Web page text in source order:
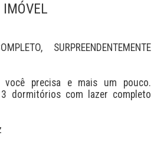
IMÓVEL
SURPREENDENTEMENTE
precisa e mais um pouco.
dormitórios com lazer completo